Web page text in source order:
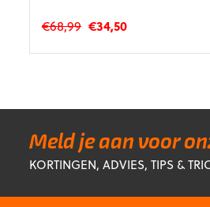
€68,99 Oorspronkelijke
€34,50Huidige
Dit
Deze
optie
kan
Meld je aan voor
KORTINGEN, ADVIES, TIPS &